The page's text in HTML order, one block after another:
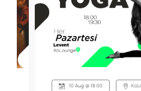
10 Aug @ 18:00